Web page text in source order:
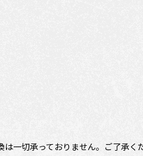
一切承っておりません。ご了承く